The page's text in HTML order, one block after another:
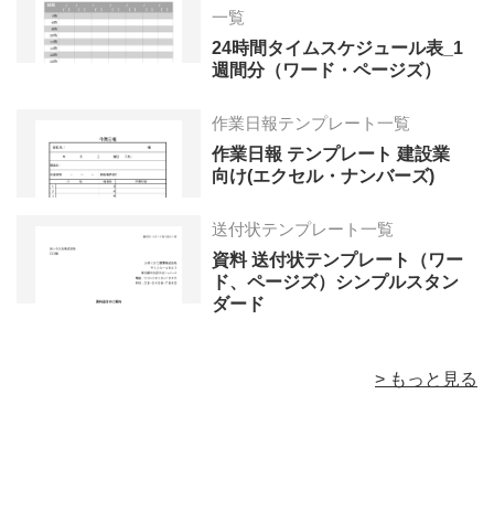
一覧
24時間タイムスケジュール表_1
週間分（ワード・ページズ）
作業日報テンプレート一覧
作業日報 テンプレート 建設業
向け(エクセル・ナンバーズ)
送付状テンプレート一覧
資料 送付状テンプレート（ワー
ド、ページズ）シンプルスタン
ダード
> もっと見る